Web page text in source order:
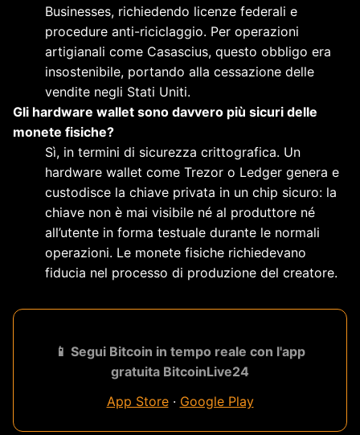
Businesses, richiedendo licenze federali e
procedure anti-riciclaggio. Per operazioni
artigianali come Casascius, questo obbligo era
insostenibile, portando alla cessazione delle
vendite negli Stati Uniti.
Gli hardware wallet sono davvero più sicuri delle
monete fisiche?
Sì, in termini di sicurezza crittografica. Un
hardware wallet come Trezor o Ledger genera e
custodisce la chiave privata in un chip sicuro: la
chiave non è mai visibile né al produttore né
all’utente in forma testuale durante le normali
operazioni. Le monete fisiche richiedevano
fiducia nel processo di produzione del creatore.
📱 Segui Bitcoin in tempo reale con l'app
gratuita BitcoinLive24
App Store· Google Play